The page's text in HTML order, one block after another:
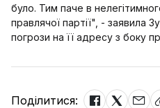
було. Тим паче в
правлячої партії", - заявила
погрози на її адресу з боку
Поділитися: